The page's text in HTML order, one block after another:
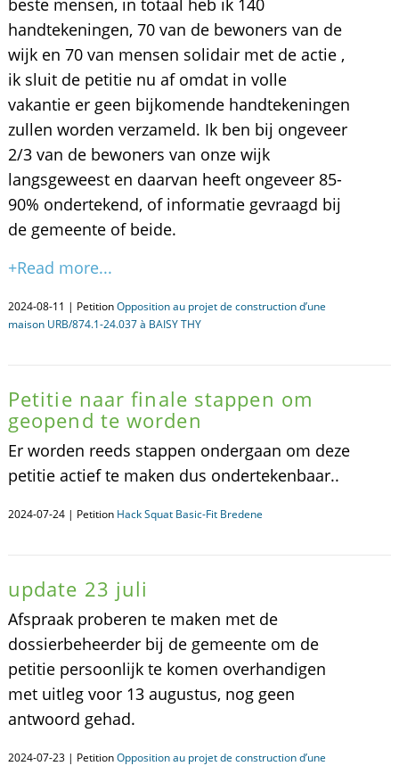
beste mensen, in totaal heb ik 140
handtekeningen, 70 van de bewoners van de
wijk en 70 van mensen solidair met de actie ,
ik sluit de petitie nu af omdat in volle
vakantie er geen bijkomende handtekeningen
zullen worden verzameld. Ik ben bij ongeveer
2/3 van de bewoners van onze wijk
langsgeweest en daarvan heeft ongeveer 85-
90% ondertekend, of informatie gevraagd bij
de gemeente of beide.
+Read more...
2024-08-11 | PetitionOpposition au projet de construction d’une
maison URB/874.1-24.037 à BAISY THY
Petitie naar finale stappen om
geopend te worden
Er worden reeds stappen ondergaan om deze
petitie actief te maken dus ondertekenbaar..
2024-07-24 | Petition Hack Squat Basic-Fit Bredene
update 23 juli
Afspraak proberen te maken met de
dossierbeheerder bij de gemeente om de
petitie persoonlijk te komen overhandigen
met uitleg voor 13 augustus, nog geen
antwoord gehad.
2024-07-23 | PetitionOpposition au projet de construction d’une